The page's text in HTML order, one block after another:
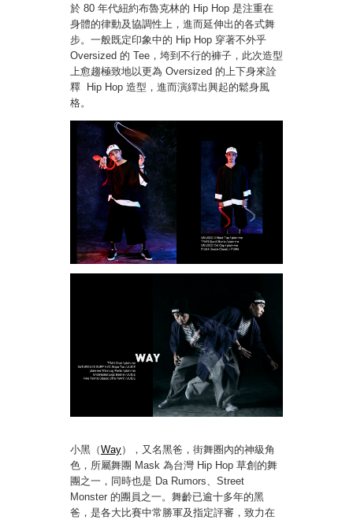
於 80 年代紐約布魯克林的 Hip Hop 是注重在
身體的律動及協調性上，進而延伸出的各式舞
步。一般既定印象中的 Hip Hop 穿著不外乎
Oversized 的 Tee，垮到不行的褲子，此次造型
上愈趨極致地以更為 Oversized 的上下身來詮
釋 Hip Hop 造型，進而演繹出興起的鬆身風
格。
小黑（Way），又名黑爸，街舞圈內的神級角
色，所屬舞團 Mask 為台灣 Hip Hop 草創的舞
團之一，同時也是 Da Rumors、Street
Monster 的團員之一。舞齡已逾十多年的黑
爸，是各大比賽中常勝軍及指定評審，致力在